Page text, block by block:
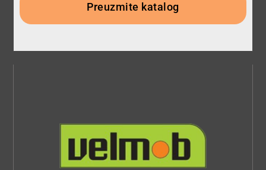
Preuzmite katalog